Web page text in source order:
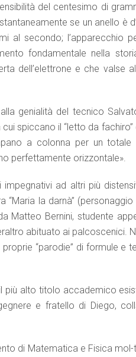
del centesimo di
se un anello è
al secondo; l’apparecchio
fondamentale nella
dell’elettrone e che valse
genialità del tecnico
spiccano il “letto da
a colonna per un
perfettamente orizzontale».
ad altri più
la darnà”
Matteo Bernini, studente
abituato ai palcoscenici.
“parodie” di formule e
più alto titolo accademico
e fratello di Diego,
di Matematica e Fisica